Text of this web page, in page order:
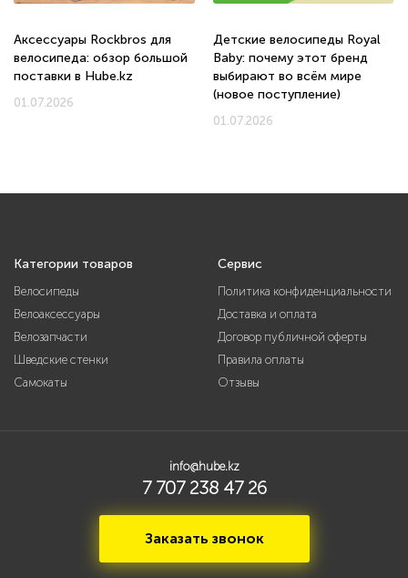
Аксессуары Rockbros для
велосипеда: обзор большой
поставки в Hube.kz
01.07.2026
Детские велосипеды Royal
Baby: почему этот бренд
выбирают во всём мире
(новое поступление)
01.07.2026
Категории товаров
Велосипеды
Велоаксессуары
Велозапчасти
Шведские стенки
Самокаты
Сервис
Политика конфиденциальности
Доставка и оплата
Договор публичной оферты
Правила оплаты
Отзывы
info@hube.kz
7 707 238 47 26
Заказать звонок